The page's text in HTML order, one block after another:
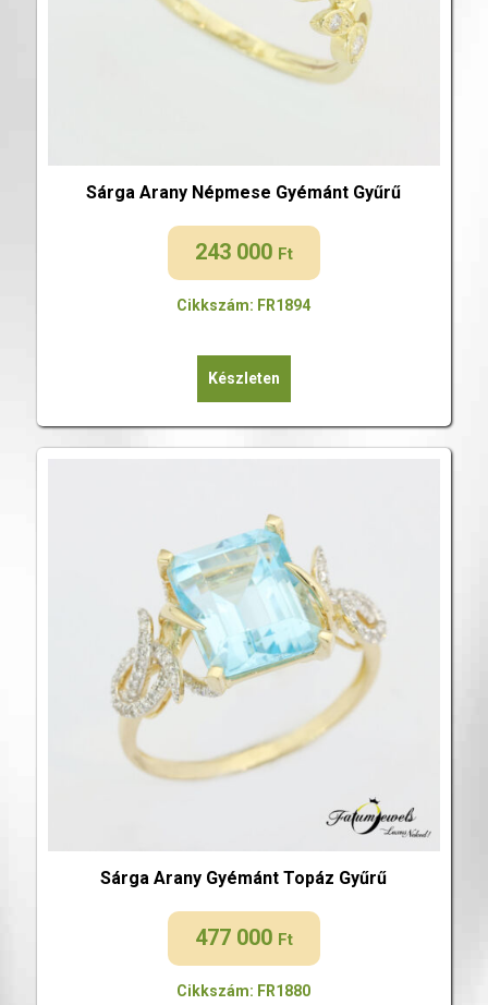
Sárga Arany Népmese Gyémánt Gyűrű
243 000 Ft
Cikkszám: FR1894
Készleten
Sárga Arany Gyémánt Topáz Gyűrű
477 000 Ft
Cikkszám: FR1880